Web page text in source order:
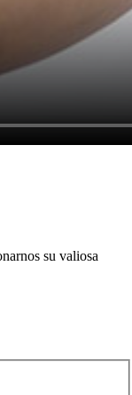
su valiosa